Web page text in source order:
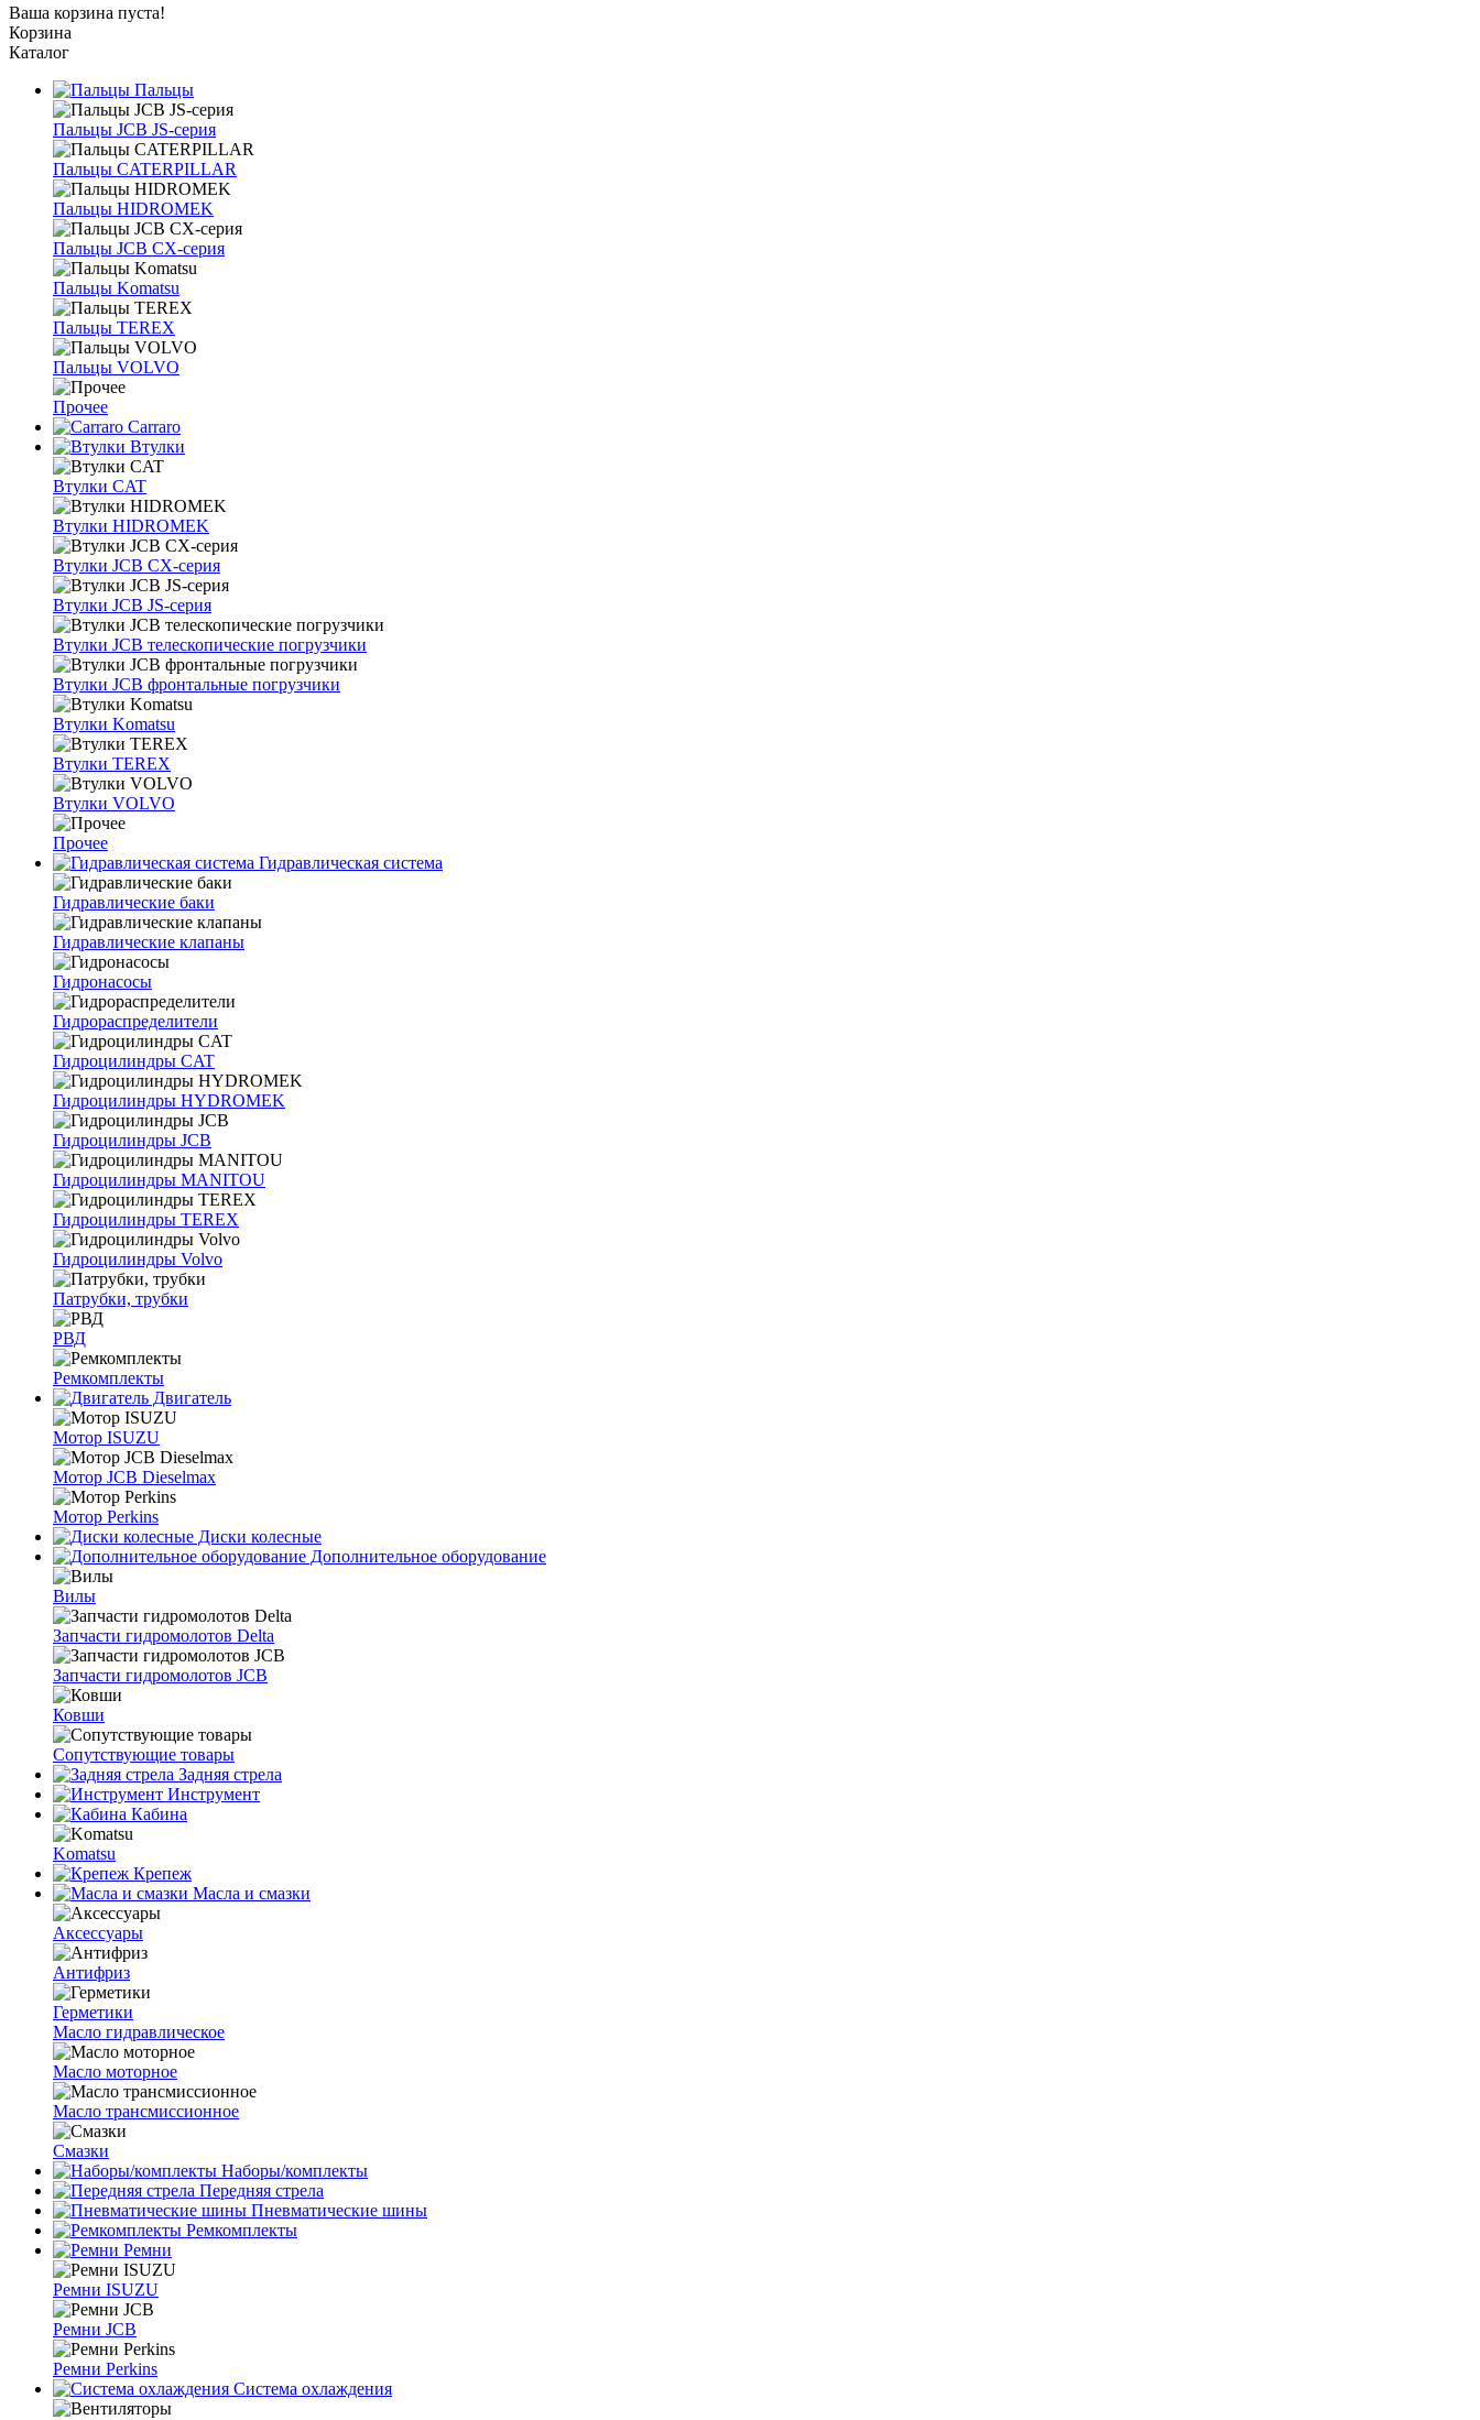
Ваша корзина пуста!
Корзина
Каталог
Пальцы
Пальцы JCB JS-серия
Пальцы CATERPILLAR
Пальцы HIDROMEK
Пальцы JCB CX-серия
Пальцы Komatsu
Пальцы TEREX
Пальцы VOLVO
Прочее
Carraro
Втулки
Втулки CAT
Втулки HIDROMEK
Втулки JCB CX-серия
Втулки JCB JS-серия
Втулки JCB телескопические погрузчики
Втулки JCB фронтальные погрузчики
Втулки Komatsu
Втулки TEREX
Втулки VOLVO
Прочее
Гидравлическая система
Гидравлические баки
Гидравлические клапаны
Гидронасосы
Гидрораспределители
Гидроцилиндры CAT
Гидроцилиндры HYDROMEK
Гидроцилиндры JCB
Гидроцилиндры MANITOU
Гидроцилиндры TEREX
Гидроцилиндры Volvo
Патрубки, трубки
РВД
Ремкомплекты
Двигатель
Мотор ISUZU
Мотор JCB Dieselmax
Мотор Perkins
Диски колесные
Дополнительное оборудование
Вилы
Запчасти гидромолотов Delta
Запчасти гидромолотов JCB
Ковши
Сопутствующие товары
Задняя стрела
Инструмент
Кабина
Komatsu
Крепеж
Масла и смазки
Аксессуары
Антифриз
Герметики
Масло гидравлическое
Масло моторное
Масло трансмиссионное
Смазки
Наборы/комплекты
Передняя стрела
Пневматические шины
Ремкомплекты
Ремни
Ремни ISUZU
Ремни JCB
Ремни Perkins
Система охлаждения